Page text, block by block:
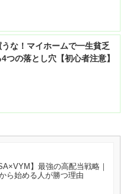
な！マイホームで一生貧乏
つの落とし穴【初心者注意】
】最強の高配当戦略｜
ら始める人が勝つ理由